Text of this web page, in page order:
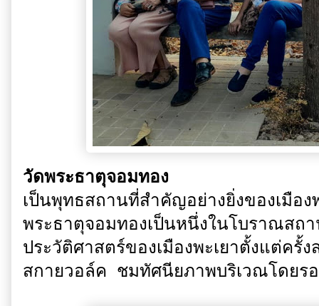
วัดพระธาตุจอมทอง
เป็นพุทธสถานที่สำคัญอย่างยิ่งของเมือ
พระธาตุจอมทองเป็นหนึ่งในโบราณสถ
ประวัติศาสตร์ของเมืองพะเยาตั้งแต่ครั้
สกายวอล์ค ชมทัศนียภาพบริเวณโดยร